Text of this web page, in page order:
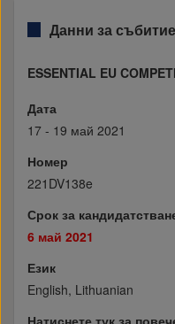
Данни за
ESSENTIAL EU
Дата
17 - 19 май 2021
Номер
221DV138e
Срок за
6 май 2021
Език
English, Lithuanian